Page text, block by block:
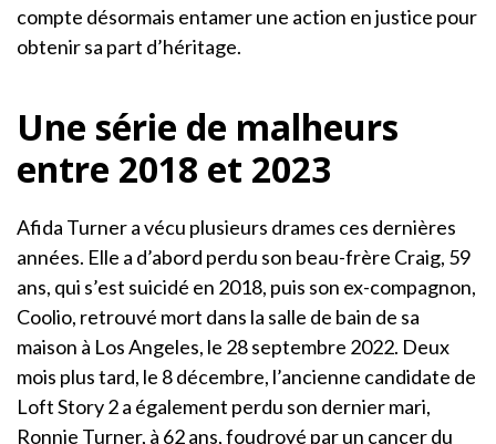
compte désormais entamer une action en justice pour
obtenir sa part d’héritage.
Une série de malheurs
entre 2018 et 2023
Afida Turner a vécu plusieurs drames ces dernières
années. Elle a d’abord perdu son beau-frère Craig, 59
ans, qui s’est suicidé en 2018, puis son ex-compagnon,
Coolio, retrouvé mort dans la salle de bain de sa
maison à Los Angeles, le 28 septembre 2022. Deux
mois plus tard, le 8 décembre, l’ancienne candidate de
Loft Story 2 a également perdu son dernier mari,
Ronnie Turner, à 62 ans, foudroyé par un cancer du